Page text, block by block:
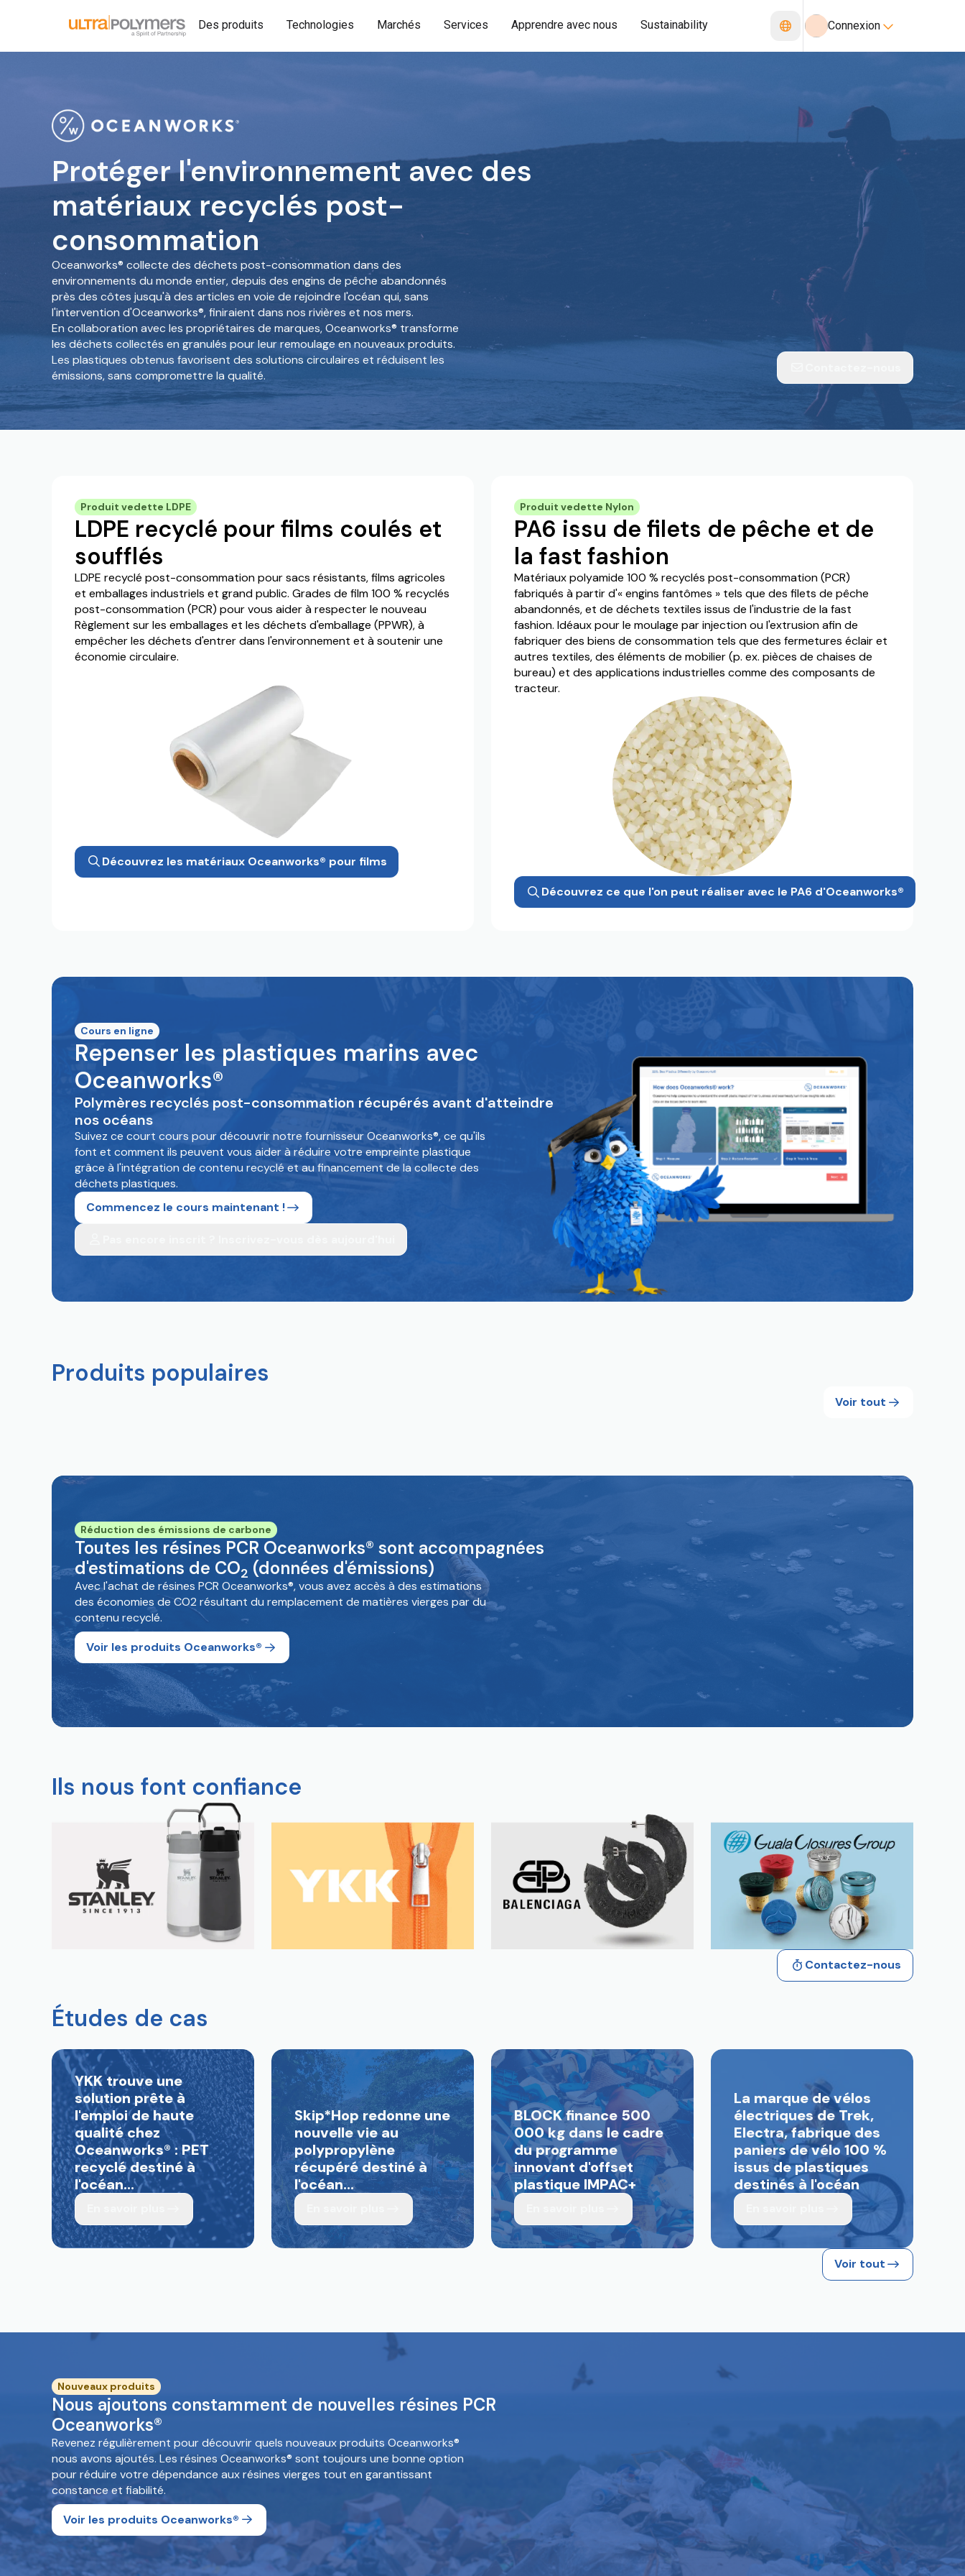
Des produits Technologies Marchés Services Apprendre avec nous Sustainability Connexion
Protéger l'environnement avec des
matériaux recyclés post-
consommation
Oceanworks® collecte des déchets post-consommation dans des
environnements du monde entier, depuis des engins de pêche abandonnés
près des côtes jusqu'à des articles en voie de rejoindre l'océan qui, sans
l'intervention d'Oceanworks®, finiraient dans nos rivières et nos mers.
En collaboration avec les propriétaires de marques, Oceanworks® transforme
les déchets collectés en granulés pour leur remoulage en nouveaux produits.
Les plastiques obtenus favorisent des solutions circulaires et réduisent les
émissions, sans compromettre la qualité.
Produit vedette LDPE
LDPE recyclé pour films coulés et
soufflés
LDPE recyclé post-consommation pour sacs résistants, films agricoles
et emballages industriels et grand public. Grades de film 100 % recyclés
post-consommation (PCR) pour vous aider à respecter le nouveau
Règlement sur les emballages et les déchets d'emballage (PPWR), à
empêcher les déchets d'entrer dans l'environnement et à soutenir une
économie circulaire.
Découvrez les matériaux Oceanworks® pour films
Produit vedette Nylon
PA6 issu de filets de pêche et de
la fast fashion
Matériaux polyamide 100 % recyclés post-consommation (PCR)
fabriqués à partir d'« engins fantômes » tels que des filets de pêche
abandonnés, et de déchets textiles issus de l'industrie de la fast
fashion. Idéaux pour le moulage par injection ou l'extrusion afin de
fabriquer des biens de consommation tels que des fermetures éclair et
autres textiles, des éléments de mobilier (p. ex. pièces de chaises de
bureau) et des applications industrielles comme des composants de
tracteur.
Découvrez ce que l'on peut réaliser avec le PA6 d'Oceanworks®
Cours en ligne
Repenser les plastiques marins avec
Oceanworks®
Polymères recyclés post-consommation récupérés avant d'atteindre
nos océans
Suivez ce court cours pour découvrir notre fournisseur Oceanworks®, ce qu'ils
font et comment ils peuvent vous aider à réduire votre empreinte plastique
grâce à l'intégration de contenu recyclé et au financement de la collecte des
déchets plastiques.
Commencez le cours maintenant !
Produits populaires
Voir tout
Réduction des émissions de carbone
Toutes les résines PCR Oceanworks® sont accompagnées
d'estimations de CO2 (données d'émissions)
Avec l'achat de résines PCR Oceanworks®, vous avez accès à des estimations
des économies de CO2 résultant du remplacement de matières vierges par du
contenu recyclé.
Voir les produits Oceanworks®
Ils nous font confiance
Contactez-nous
Études de cas
YKK trouve une
solution prête à
l'emploi de haute
qualité chez
Oceanworks®: PET
recyclé destiné à
l'océan...
Skip*Hop redonne une
nouvelle vie au
polypropylène
récupéré destiné à
l'océan...
BLOCK finance 500
000 kg dans le cadre
du programme
innovant d'offset
plastique IMPAC+
La marque de vélos
électriques de Trek,
Electra, fabrique des
paniers de vélo 100 %
issus de plastiques
destinés à l'océan
Voir tout
Nouveaux produits
Nous ajoutons constamment de nouvelles résines PCR
Oceanworks®
Revenez régulièrement pour découvrir quels nouveaux produits Oceanworks®
nous avons ajoutés. Les résines Oceanworks® sont toujours une bonne option
pour réduire votre dépendance aux résines vierges tout en garantissant
constance et fiabilité.
Voir les produits Oceanworks®